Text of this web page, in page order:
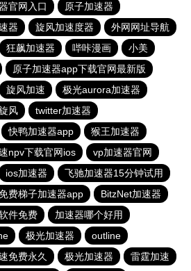
官网入口
原子加速器
器 旋风加速度器
外网网址导航
狂飙加速器 哔咔漫画
小美
原子加速器app下载官网最新版
旋风加速
极光aurora加速器
风
twitter加速器
快鸭加速器app
猴王加速器
npv下载官网ios
vp加速器官网
ios加速器
飞驰加速器15分钟试用
费梯子加速器app
BitzNet加速器
件免费
加速器哪个好用
极光加速器
outline
免费永久 极光加速器
雷霆加速